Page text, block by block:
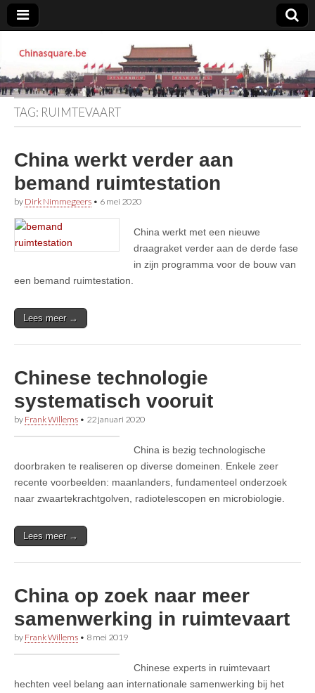
Chinasquare.be
TAG: RUIMTEVAART
China werkt verder aan
bemand ruimtestation
by Dirk Nimmegeers • 6 mei 2020
China werkt met een nieuwe
draagraket verder aan de derde fase
in zijn programma voor de bouw van
een bemand ruimtestation.
Lees meer →
Chinese technologie
systematisch vooruit
by Frank Willems • 22 januari 2020
China is bezig technologische
doorbraken te realiseren op diverse domeinen. Enkele zeer
recente voorbeelden: maanlanders, fundamenteel onderzoek
naar zwaartekrachtgolven, radiotelescopen en microbiologie.
Lees meer →
China op zoek naar meer
samenwerking in ruimtevaart
by Frank Willems • 8 mei 2019
Chinese experts in ruimtevaart
hechten veel belang aan internationale samenwerking bij het